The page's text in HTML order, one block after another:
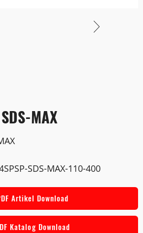
MAX
SDS-MAX-110-400
Artikel Download
Katalog Download